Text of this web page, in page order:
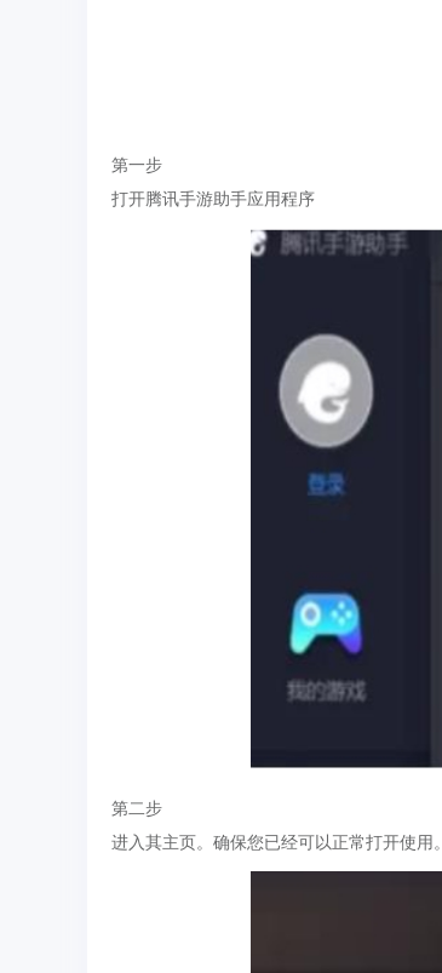
第一步
打开腾讯手游助手应用程序
第二步
进入其主页。确保您已经可以正常打开使用。